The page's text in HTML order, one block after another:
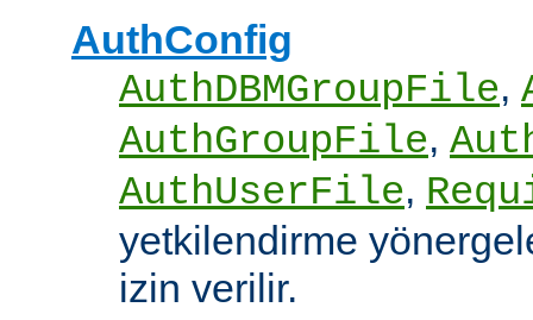
AuthConfig
AuthDBMGroupFile,
AuthGroupFile,
AuthUserFile,
yetkilendirme
izin verilir.